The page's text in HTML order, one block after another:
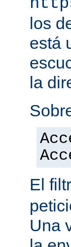
los
está
la
El
Una